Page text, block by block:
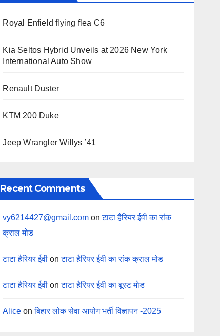
Royal Enfield flying flea C6
Kia Seltos Hybrid Unveils at 2026 New York
International Auto Show
Renault Duster
KTM 200 Duke
Jeep Wrangler Willys ’41
Recent Comments
vy6214427@gmail.com onटाटा हैरियर ईवी का रांक
क्राल मोड
टाटा हैरियर ईवी onटाटा हैरियर ईवी का रांक क्राल मोड
टाटा हैरियर ईवी onटाटा हैरियर ईवी का बूस्ट मोड
Alice onबिहार लोक सेवा आयोग भर्ती विज्ञापन -2025